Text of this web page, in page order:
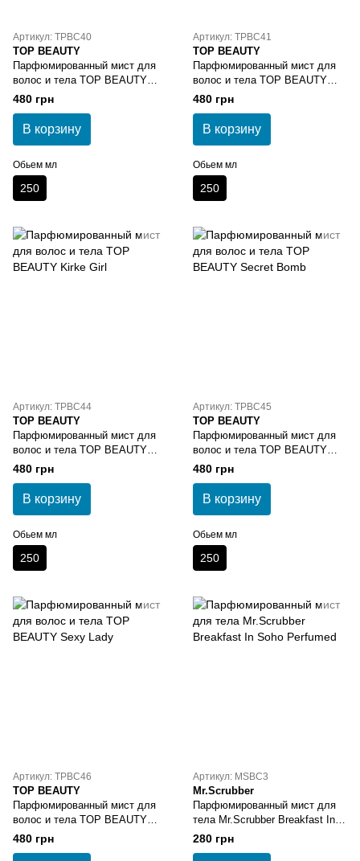
Артикул: TPBC40
TOP BEAUTY
Парфюмированный мист для
волос и тела TOP BEAUTY
Perfumed Mist Hair & Body Bare
Vanilla
480 грн
В корзину
Обьем мл
250
Артикул: TPBC41
TOP BEAUTY
Парфюмированный мист для
волос и тела TOP BEAUTY
Perfumed Mist Hair & Body
Bitter Peach
480 грн
В корзину
Обьем мл
250
Артикул: TPBC44
TOP BEAUTY
Парфюмированный мист для
волос и тела TOP BEAUTY
Kirke Girl
480 грн
В корзину
Обьем мл
250
Артикул: TPBC45
TOP BEAUTY
Парфюмированный мист для
волос и тела TOP BEAUTY
Secret Bomb
480 грн
В корзину
Обьем мл
250
Артикул: TPBC46
TOP BEAUTY
Парфюмированный мист для
волос и тела TOP BEAUTY
Sexy Lady
480 грн
Артикул: MSBC3
Mr.Scrubber
Парфюмированный мист для
тела Mr.Scrubber Breakfast In
Soho Perfumed
280 грн